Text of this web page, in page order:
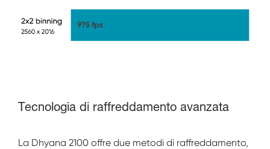
Tecnologia di raffreddamento avanzata
La Dhyana 2100 offre due metodi di raffreddamento,